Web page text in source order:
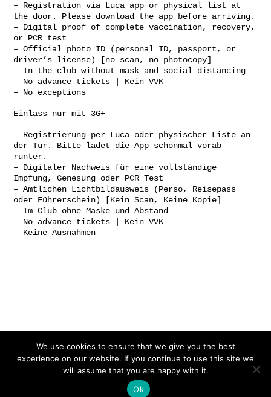
– Registration via Luca app or physical list at
the door. Please download the app before arriving.
– Digital proof of complete vaccination, recovery,
or PCR test
– Official photo ID (personal ID, passport, or
driver’s license) [no scan, no photocopy]
– In the club without mask and social distancing
– No advance tickets | Kein VVK
– No exceptions
Einlass nur mit 3G+
– Registrierung per Luca oder physischer Liste an
der Tür. Bitte ladet die App schonmal vorab
runter.
– Digitaler Nachweis für eine vollständige
Impfung, Genesung oder PCR Test
– Amtlichen Lichtbildausweis (Perso, Reisepass
oder Führerschein) [Kein Scan, Keine Kopie]
– Im Club ohne Maske und Abstand
– No advance tickets | Kein VVK
– Keine Ausnahmen
We use cookies to ensure that we give you the best
experience on our website. If you continue to use this site we
will assume that you are happy with it.
Ok